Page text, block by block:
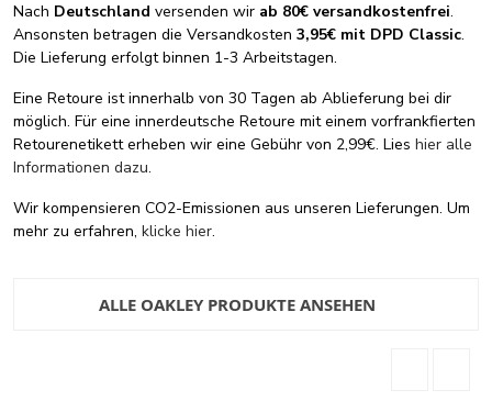
Nach Deutschland versenden wir ab 80€ versandkostenfrei.
Ansonsten betragen die Versandkosten 3,95€ mit DPD Classic.
Die Lieferung erfolgt binnen 1-3 Arbeitstagen.
Eine Retoure ist innerhalb von 30 Tagen ab Ablieferung bei dir
möglich. Für eine innerdeutsche Retoure mit einem vorfrankfierten
Retourenetikett erheben wir eine Gebühr von 2,99€. Lies hier alle
Informationen dazu.
Wir kompensieren CO2-Emissionen aus unseren Lieferungen. Um
mehr zu erfahren, klicke hier.
ALLE OAKLEY PRODUKTE ANSEHEN